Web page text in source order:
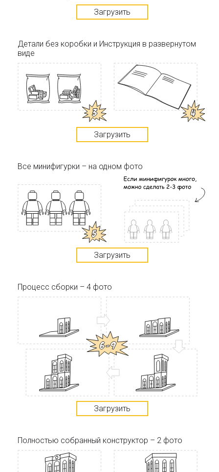
Загрузить
Детали без коробки и Инструкция в развернутом
виде
Загрузить
Все минифигурки – на одном фото
Загрузить
Процесс сборки – 4 фото
Загрузить
Полностью собранный конструктор – 2 фото